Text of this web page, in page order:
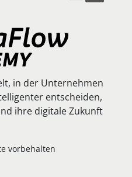
in der Unternehmen
entscheiden,
ihre digitale Zukunft
vorbehalten